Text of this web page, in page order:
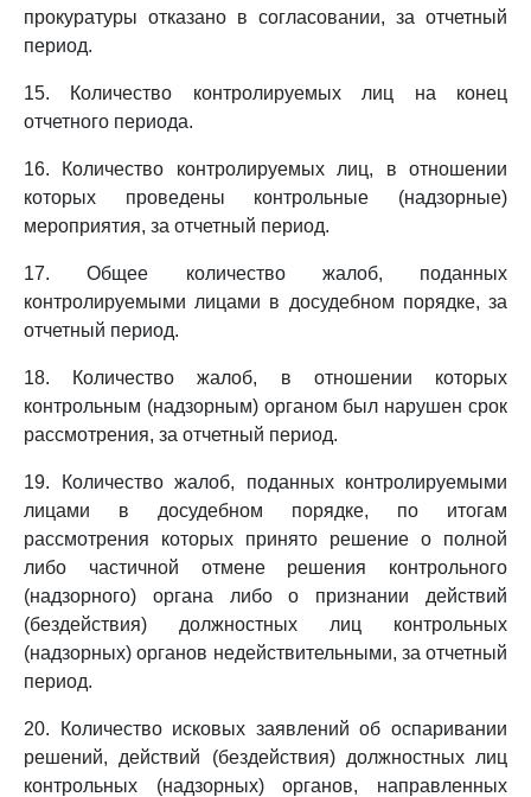
прокуратуры отказано в согласовании, за отчетный
период.
15. Количество контролируемых лиц на конец
отчетного периода.
16. Количество контролируемых лиц, в отношении
которых проведены контрольные (надзорные)
мероприятия, за отчетный период.
17. Общее количество жалоб, поданных
контролируемыми лицами в досудебном порядке, за
отчетный период.
18. Количество жалоб, в отношении которых
контрольным (надзорным) органом был нарушен срок
рассмотрения, за отчетный период.
19. Количество жалоб, поданных контролируемыми
лицами в досудебном порядке, по итогам
рассмотрения которых принято решение о полной
либо частичной отмене решения контрольного
(надзорного) органа либо о признании действий
(бездействия) должностных лиц контрольных
(надзорных) органов недействительными, за отчетный
период.
20. Количество исковых заявлений об оспаривании
решений, действий (бездействия) должностных лиц
контрольных (надзорных) органов, направленных